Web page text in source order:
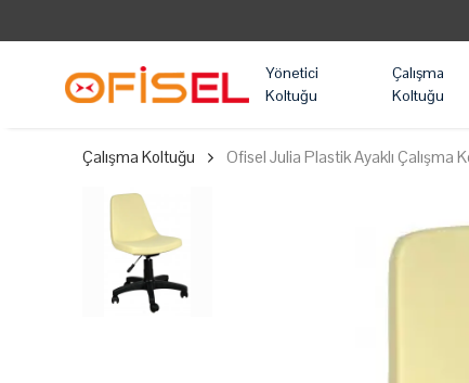
Yönetici
Koltuğu
Çalışma
Koltuğu
Çalışma Koltuğu Ofisel Julia Plastik Ayaklı Çalışma